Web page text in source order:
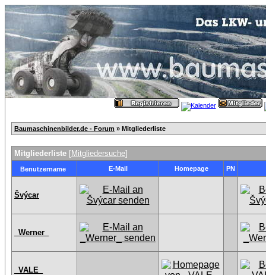
Baumaschinenbilder.de - Forum » Mitgliederliste
Mitgliederliste [Mitgliedersuche]
Benutzername E-Mail Homepage PN
Švýcar
_Werner_
_VALE_